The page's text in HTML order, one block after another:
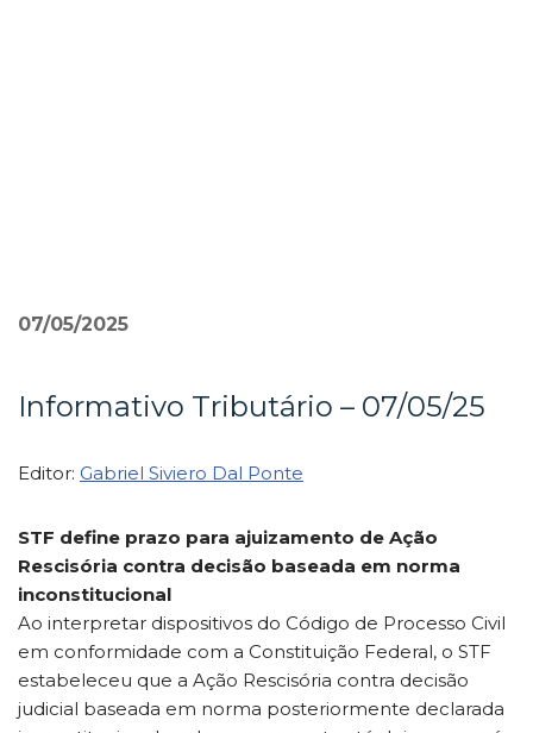
»
Informativo Tributário – 07/05/25
07/05/2025
Editor: Gabriel Siviero Dal Ponte
STF define prazo para ajuizamento de Ação
Rescisória contra decisão baseada em norma
inconstitucional
Ao interpretar dispositivos do Código de Processo Civil
em conformidade com a Constituição Federal, o STF
estabeleceu que a Ação Rescisória contra decisão
judicial baseada em norma posteriormente declarada